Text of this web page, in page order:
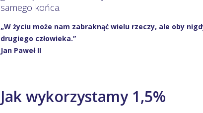
samego końca.
„W życiu może nam zabraknąć wielu rzeczy, ale oby
drugiego człowieka.”
Jan Paweł II
Jak wykorzystamy 1,5%